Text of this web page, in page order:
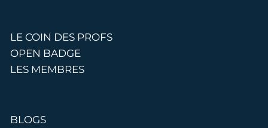
LE COIN DES PROFS
OPEN BADGE
LES MEMBRES
BLOGS